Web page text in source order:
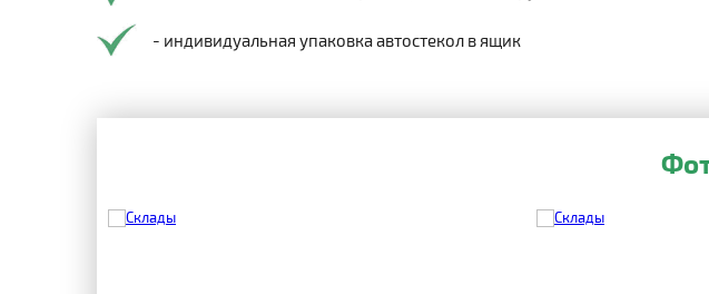
- индивидуальная упаковка автостекол в ящик